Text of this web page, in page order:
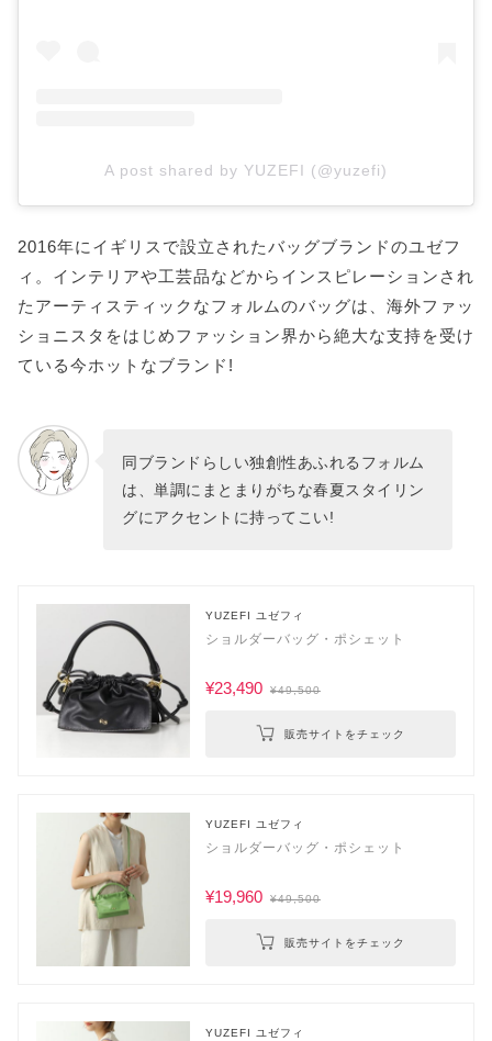
A post shared by YUZEFI (@yuzefi)
2016年にイギリスで設立されたバッグブランドのユゼフ
ィ。インテリアや工芸品などからインスピレーションされ
たアーティスティックなフォルムのバッグは、海外ファッ
ショニスタをはじめファッション界から絶大な支持を受け
ている今ホットなブランド!
同ブランドらしい独創性あふれるフォルム
は、単調にまとまりがちな春夏スタイリン
グにアクセントに持ってこい!
YUZEFI ユゼフィ
ショルダーバッグ・ポシェット
¥23,490 ¥49,500
販売サイトをチェック
YUZEFI ユゼフィ
ショルダーバッグ・ポシェット
¥19,960 ¥49,500
販売サイトをチェック
YUZEFI ユゼフィ